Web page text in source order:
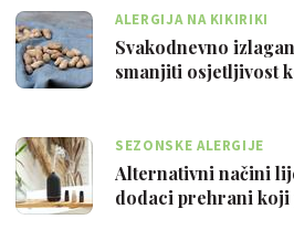
ALERGIJA NA KIKIRIKI
Svakodnevno
smanjiti osjetljivost
SEZONSKE ALERGIJE
Alternativni načini
dodaci prehrani koji